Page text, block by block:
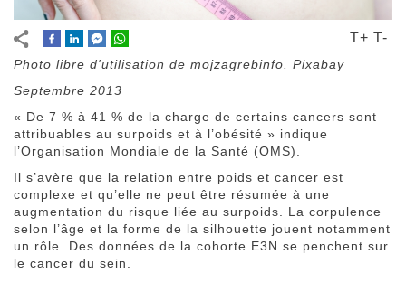
T+ T-
Photo libre d'utilisation de mojzagrebinfo. Pixabay
Septembre 2013
« De 7 % à 41 % de la charge de certains cancers sont
attribuables au surpoids et à l’obésité » indique
l’Organisation Mondiale de la Santé (OMS).
Il s’avère que la relation entre poids et cancer est
complexe et qu’elle ne peut être résumée à une
augmentation du risque liée au surpoids. La corpulence
selon l’âge et la forme de la silhouette jouent notamment
un rôle. Des données de la cohorte E3N se penchent sur
le cancer du sein.